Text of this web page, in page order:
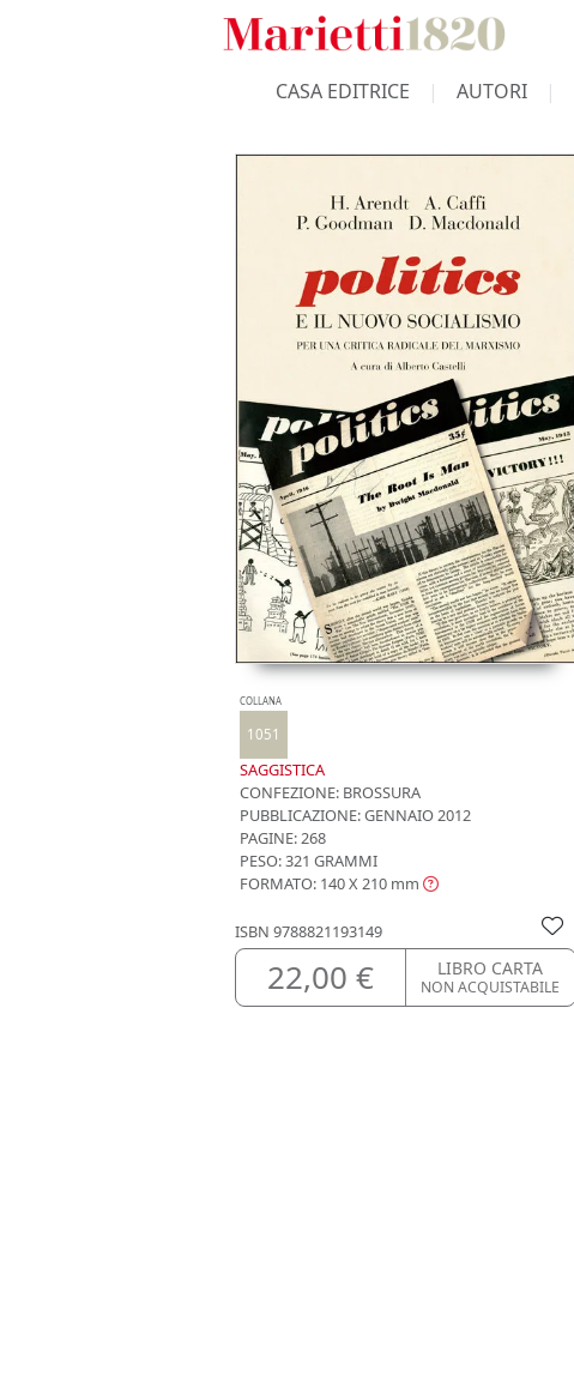
CASA EDITRICE AUTORI
COLLANA
1051
SAGGISTICA
CONFEZIONE: BROSSURA
PUBBLICAZIONE:GENNAIO 2012
PAGINE: 268
PESO: 321 GRAMMI
FORMATO: 140 X 210 mm
ISBN 9788821193149
22,00 € LIBRO CARTA
NON ACQUISTABILE